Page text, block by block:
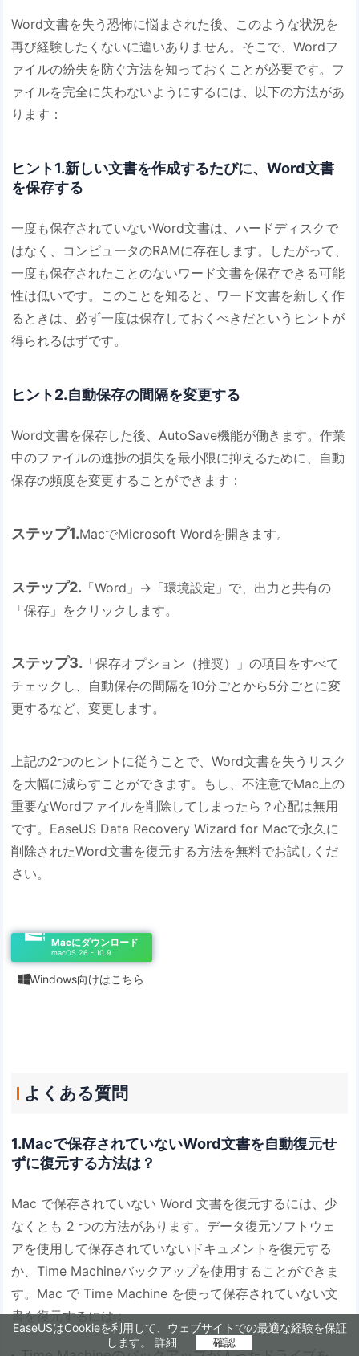
EaseUSはCookieを利用して、ウェブサイトでの最適な経験を保証
します。 詳細 確認
Word文書を失う恐怖に悩まされた後、このような状況を
再び経験したくないに違いありません。そこで、Wordフ
ァイルの紛失を防ぐ方法を知っておくことが必要です。フ
ァイルを完全に失わないようにするには、以下の方法があ
ります：
ヒント1.新しい文書を作成するたびに、Word文書
を保存する
一度も保存されていないWord文書は、ハードディスクで
はなく、コンピュータのRAMに存在します。したがって、
一度も保存されたことのないワード文書を保存できる可能
性は低いです。このことを知ると、ワード文書を新しく作
るときは、必ず一度は保存しておくべきだというヒントが
得られるはずです。
ヒント2.自動保存の間隔を変更する
Word文書を保存した後、AutoSave機能が働きます。作業
中のファイルの進捗の損失を最小限に抑えるために、自動
保存の頻度を変更することができます：
ステップ1.MacでMicrosoft Wordを開きます。
ステップ2. 「Word」→「環境設定」で、出力と共有の
「保存」をクリックします。
ステップ3. 「保存オプション（推奨）」の項目をすべて
チェックし、自動保存の間隔を10分ごとから5分ごとに変
更するなど、変更します。
上記の2つのヒントに従うことで、Word文書を失うリスク
を大幅に減らすことができます。もし、不注意でMac上の
重要なWordファイルを削除してしまったら？心配は無用
です。EaseUS Data Recovery Wizard for Macで永久に
削除されたWord文書を復元する方法を無料でお試しくだ
さい。
Macにダウンロード
macOS 26 - 10.9
Windows向けはこちら
よくある質問
1.Macで保存されていないWord文書を自動復元せ
ずに復元する方法は？
Mac で保存されていない Word 文書を復元するには、少
なくとも 2 つの方法があります。データ復元ソフトウェ
アを使用して保存されていないドキュメントを復元する
か、Time Machineバックアップを使用することができま
す。Mac で Time Machine を使って保存されていない文
書を復元するには：